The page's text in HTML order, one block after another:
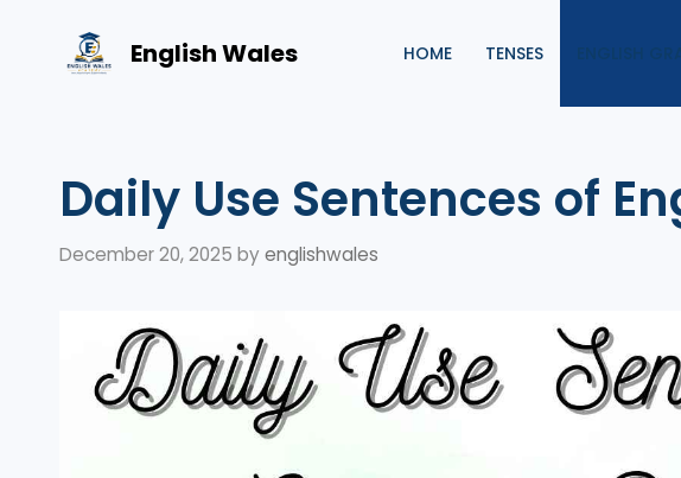
content
English Wales HOME TENSES
Daily Use Sentences of
December 20, 2025 by englishwales